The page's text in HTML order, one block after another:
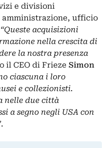
e divisioni
ufficio
“Queste acquisizioni
nella crescita di
la nostra presenza
il CEO di Frieze Simon
ciascuna i loro
e collezionisti.
nelle due città
a segno negli USA con
.